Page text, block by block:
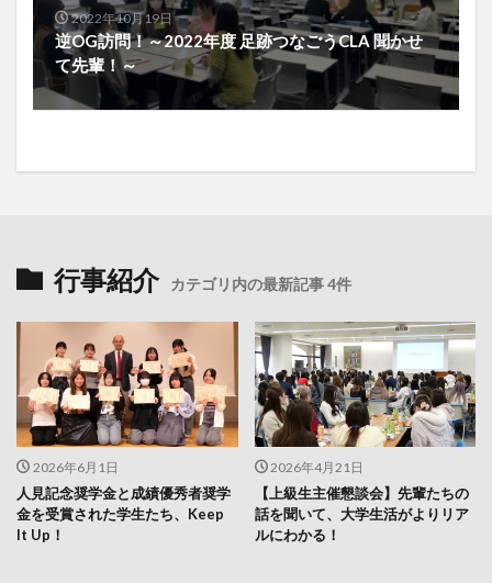
2022年10月19日
逆OG訪問！～2022年度 足跡つなごうCLA 聞かせ
て先輩！～
行事紹介 カテゴリ内の最新記事 4件
2026年6月1日
人見記念奨学金と成績優秀者奨学
金を受賞された学生たち、Keep
It Up！
2026年4月21日
【上級生主催懇談会】先輩たちの
話を聞いて、大学生活がよりリア
ルにわかる！